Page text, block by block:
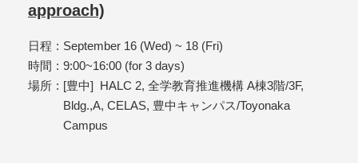
approach)
日程
September 16 (Wed) ~ 18 (Fri)
時間
9:00~16:00 (for 3 days)
場所
[豊中] HALC 2, 全学教育推進機構 A棟3階/3F,
Bldg.,A, CELAS, 豊中キャンパス/Toyonaka
Campus